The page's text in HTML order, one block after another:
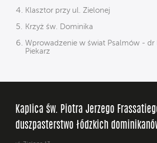
Klasztor przy ul. Zielonej
Krzyż św. Dominika
Wprowadzenie w świat Psalmów - dr
Piekarz
Kaplica św. Piotra Jerzego
duszpasterstwo łódzkich